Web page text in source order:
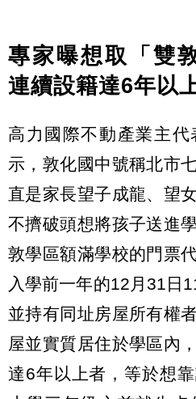
專家曝想取「雙
連續設籍達6年以
高力國際不動產業主
示，敦化國中號稱北市
直是家長望子成龍、望
不擠破頭想將孩子送進
敦學區額滿學校的門票
入學前一年的12月31日
並持有同址房屋所有權
屋並實質居住於學區內
達6年以上者，等於想